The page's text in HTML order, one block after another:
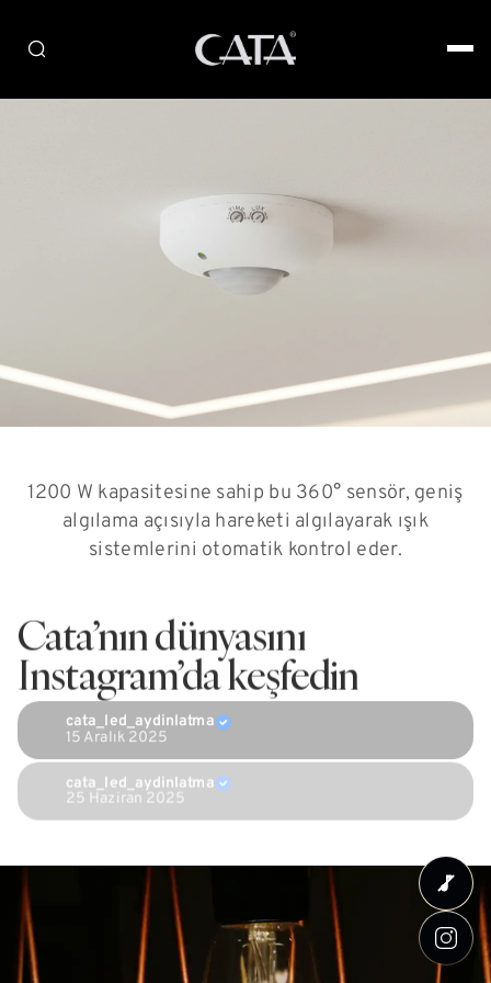
1200 W kapasitesine sahip bu 360° sensör, geniş
algılama açısıyla hareketi algılayarak ışık
sistemlerini otomatik kontrol eder.
Cata’nın dünyasını
Instagram’da keşfedin
cata_led_aydinlatma
15 Aralık 2025
cata_led_aydinlatma
25 Haziran 2025